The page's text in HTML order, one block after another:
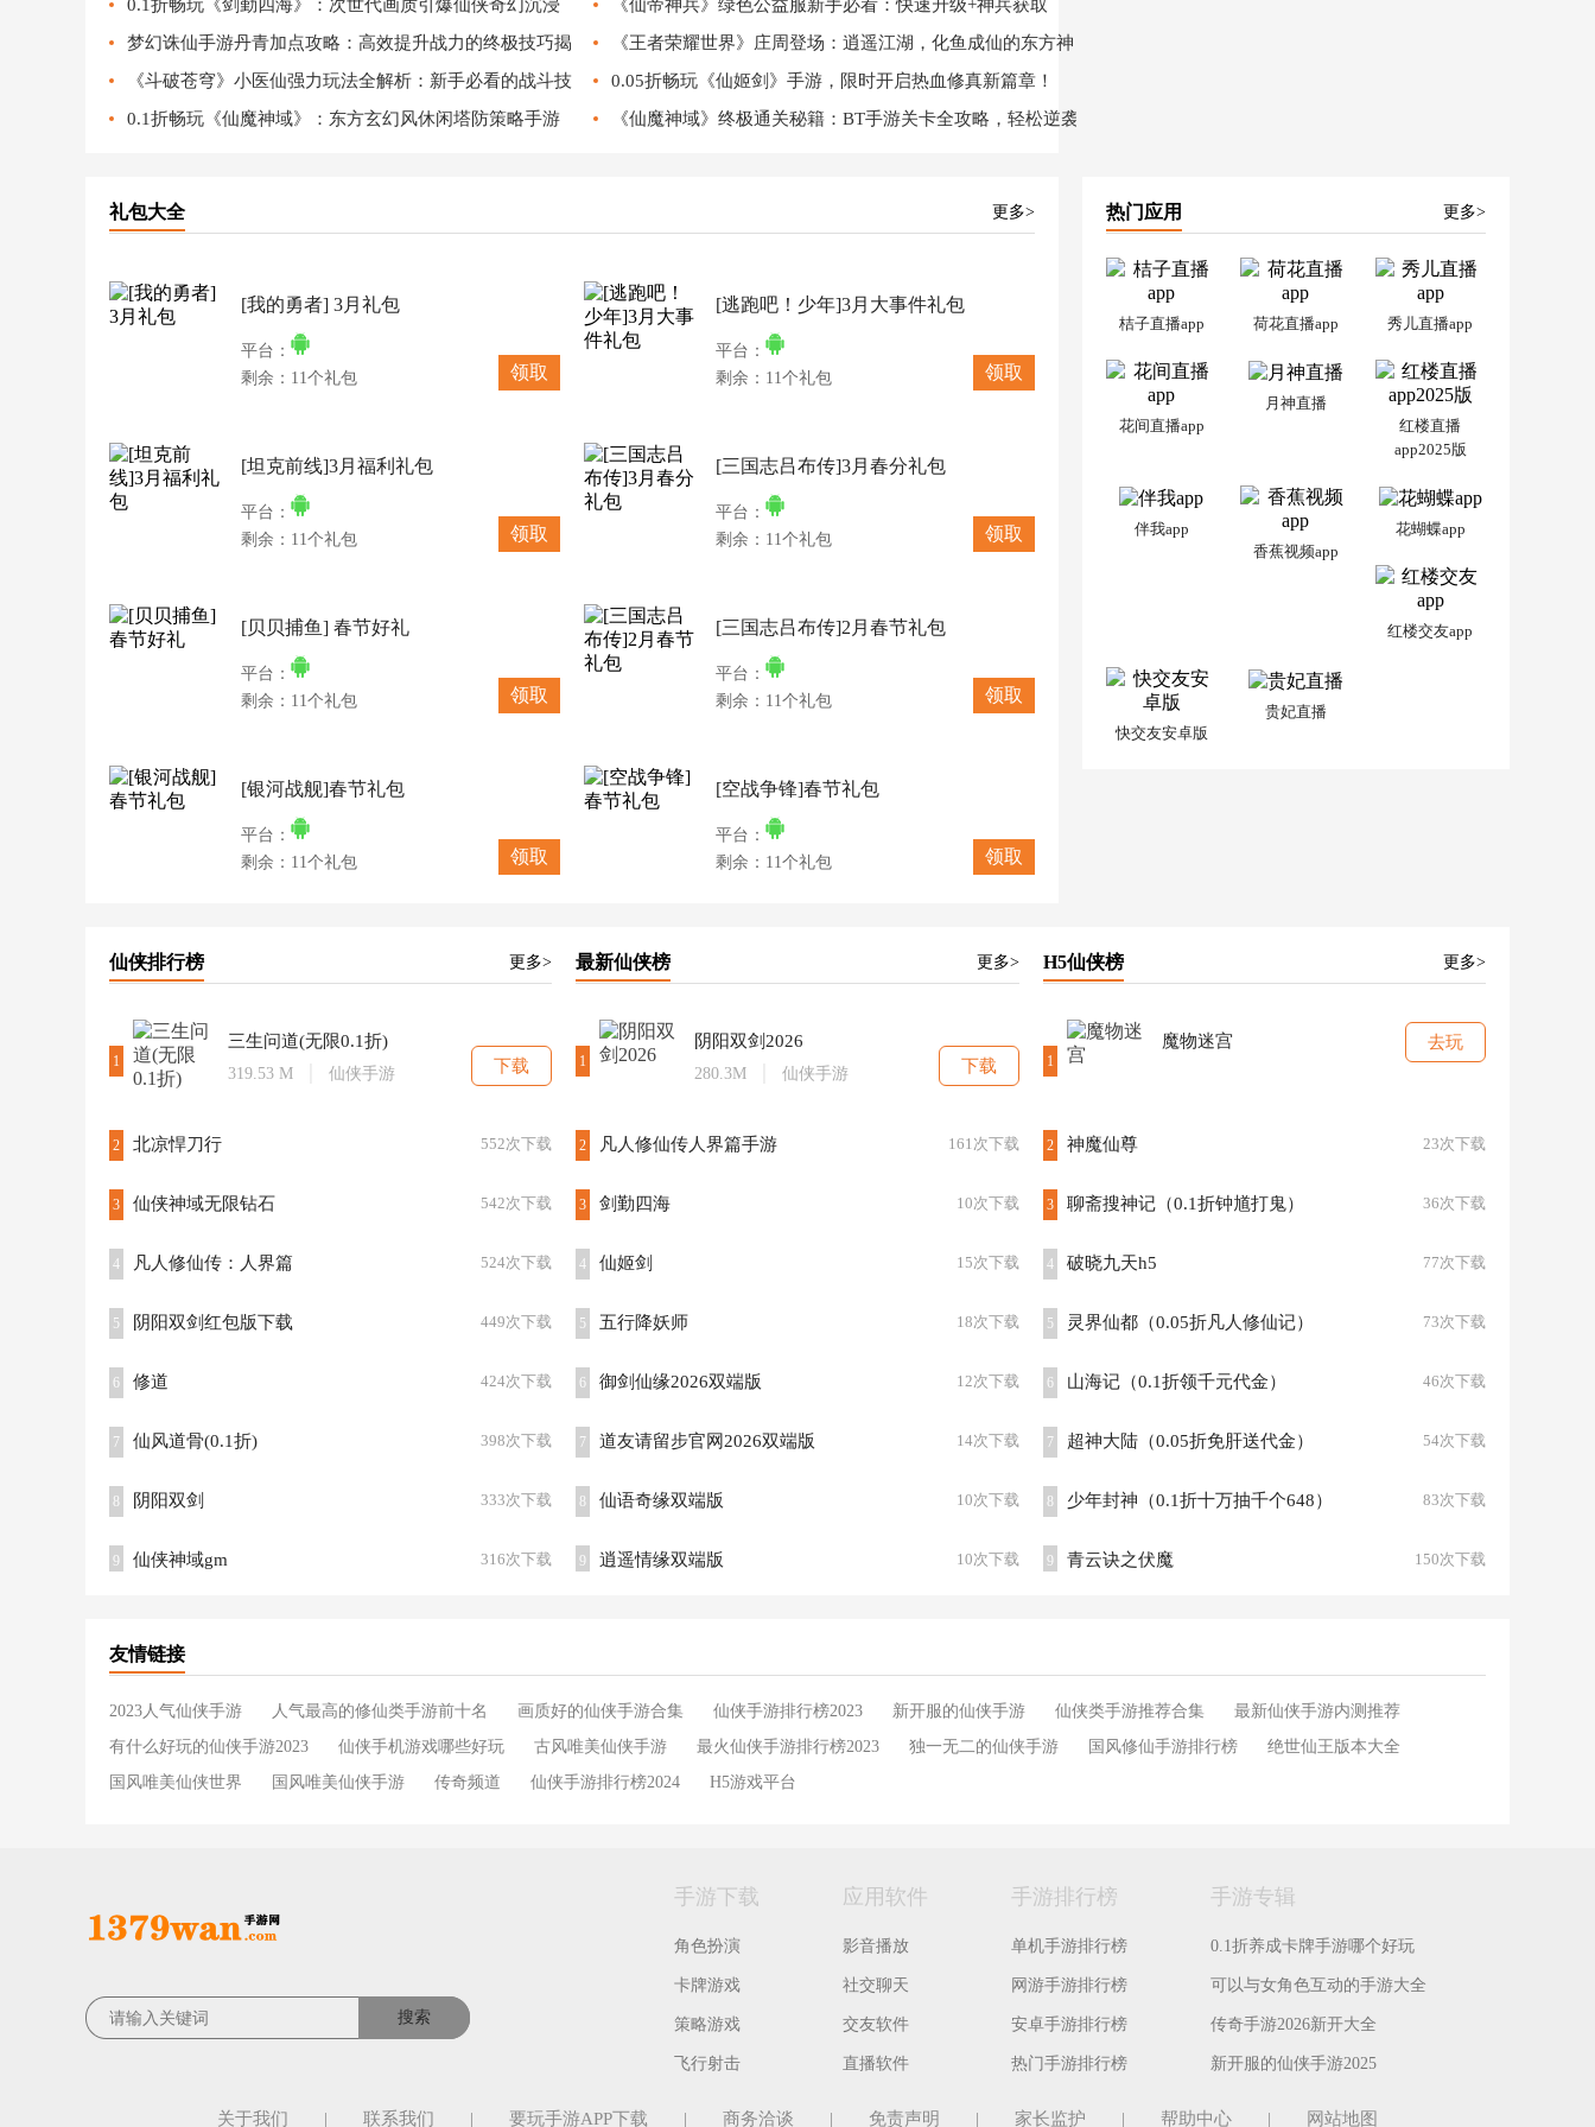
0.1折畅玩《剑勤四海》：次世代画质引爆仙侠奇幻沉浸
《仙帝神兵》绿色公益服新手必看：快速升级+神兵获取
梦幻诛仙手游丹青加点攻略：高效提升战力的终极技巧揭
《王者荣耀世界》庄周登场：逍遥江湖，化鱼成仙的东方神
《斗破苍穹》小医仙强力玩法全解析：新手必看的战斗技
0.05折畅玩《仙姬剑》手游，限时开启热血修真新篇章！
0.1折畅玩《仙魔神域》：东方玄幻风休闲塔防策略手游
《仙魔神域》终极通关秘籍：BT手游关卡全攻略，轻松逆袭
礼包大全 更多>
[我的勇者] 3月礼包
平台：
剩余：11个礼包
领取
[逃跑吧！少年]3月大事件礼包
平台：
剩余：11个礼包
领取
[坦克前线]3月福利礼包
平台：
剩余：11个礼包
领取
[三国志吕布传]3月春分礼包
平台：
剩余：11个礼包
领取
[贝贝捕鱼] 春节好礼
平台：
剩余：11个礼包
领取
[三国志吕布传]2月春节礼包
平台：
剩余：11个礼包
领取
[银河战舰]春节礼包
平台：
剩余：11个礼包
领取
[空战争锋]春节礼包
平台：
剩余：11个礼包
领取
热门应用 更多>
桔子直播app 荷花直播app 秀儿直播app
花间直播app
月神直播
红楼直播
app2025版
伴我app
香蕉视频app
花蝴蝶app
红楼交友app
快交友安卓版
贵妃直播
仙侠排行榜 更多>
1
三生问道(无限0.1折)
319.53 M 仙侠手游 下载
2 北凉悍刀行 552次下载
3 仙侠神域无限钻石 542次下载
4 凡人修仙传：人界篇 524次下载
5 阴阳双剑红包版下载 449次下载
6 修道 424次下载
7 仙风道骨(0.1折) 398次下载
8 阴阳双剑 333次下载
9 仙侠神域gm 316次下载
最新仙侠榜 更多>
1
阴阳双剑2026
280.3M 仙侠手游 下载
2 凡人修仙传人界篇手游 161次下载
3 剑勤四海 10次下载
4 仙姬剑 15次下载
5 五行降妖师 18次下载
6 御剑仙缘2026双端版 12次下载
7 道友请留步官网2026双端版 14次下载
8 仙语奇缘双端版 10次下载
9 逍遥情缘双端版 10次下载
H5仙侠榜 更多>
1
魔物迷宫 去玩
2 神魔仙尊 23次下载
3 聊斋搜神记（0.1折钟馗打鬼） 36次下载
4 破晓九天h5 77次下载
5 灵界仙都（0.05折凡人修仙记） 73次下载
6 山海记（0.1折领千元代金） 46次下载
7 超神大陆（0.05折免肝送代金） 54次下载
8 少年封神（0.1折十万抽千个648） 83次下载
9 青云诀之伏魔 150次下载
友情链接
2023人气仙侠手游 人气最高的修仙类手游前十名 画质好的仙侠手游合集 仙侠手游排行榜2023 新开服的仙侠手游 仙侠类手游推荐合集
最新仙侠手游内测推荐
有什么好玩的仙侠手游2023
仙侠手机游戏哪些好玩 古风唯美仙侠手游 最火仙侠手游排行榜2023 独一无二的仙侠手游 国风修仙手游排行榜
绝世仙王版本大全
国风唯美仙侠世界
国风唯美仙侠手游 传奇频道 仙侠手游排行榜2024 H5游戏平台
手游下载
角色扮演
卡牌游戏
策略游戏
飞行射击
应用软件
影音播放
社交聊天
交友软件
直播软件
手游排行榜
单机手游排行榜
网游手游排行榜
安卓手游排行榜
热门手游排行榜
手游专辑
0.1折养成卡牌手游哪个好玩
可以与女角色互动的手游大全
传奇手游2026新开大全
新开服的仙侠手游2025
关于我们 | 联系我们 | 要玩手游APP下载 | 商务洽谈 | 免责声明 | 家长监护 | 帮助中心 | 网站地图